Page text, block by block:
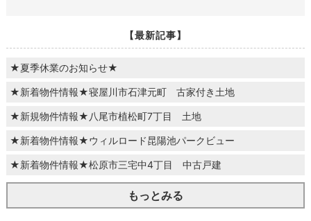
【最新記事】
★夏季休業のお知らせ★
★新着物件情報★寝屋川市石津元町 古家付き土地
★新規物件情報★八尾市植松町7丁目 土地
★新着物件情報★ウィルロード昆陽池パークビュー
★新着物件情報★松原市三宅中4丁目 中古戸建
もっとみる